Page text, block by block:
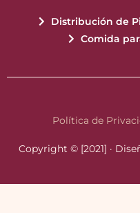
Distribución de
Comida
Política de
Copyright © [2021] ·